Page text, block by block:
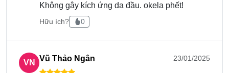
Làm ướt toàn bộ tóc.
Đổ lượng vừa phải dầu gội và xoa đều trong lòng
bàn tay, thoa lên chân tóc và massage đều. Tập
chung chủ yếu phần chân tóc để loại bỏ những
cặn, bẩn do sử dụng hóa chất tóc.
Không gây kích ứng da đầu. okela phết!
Hữu ích? 0
VN Vũ Thảo Ngân 23/01/2025